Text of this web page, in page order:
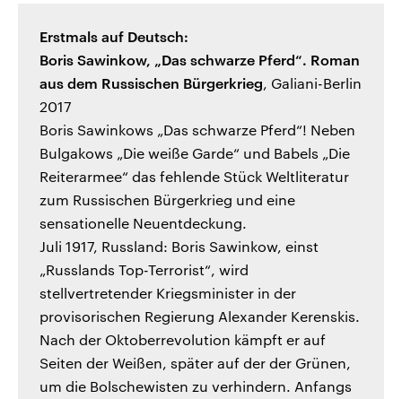
Erstmals auf Deutsch:
Boris Sawinkow, „Das schwarze Pferd“. Roman
aus dem Russischen Bürgerkrieg, Galiani-Berlin
2017
Boris Sawinkows „Das schwarze Pferd“! Neben
Bulgakows „Die weiße Garde“ und Babels „Die
Reiterarmee“ das fehlende Stück Weltliteratur
zum Russischen Bürgerkrieg und eine
sensationelle Neuentdeckung.
Juli 1917, Russland: Boris Sawinkow, einst
„Russlands Top-Terrorist“, wird
stellvertretender Kriegsminister in der
provisorischen Regierung Alexander Kerenskis.
Nach der Oktoberrevolution kämpft er auf
Seiten der Weißen, später auf der der Grünen,
um die Bolschewisten zu verhindern. Anfangs